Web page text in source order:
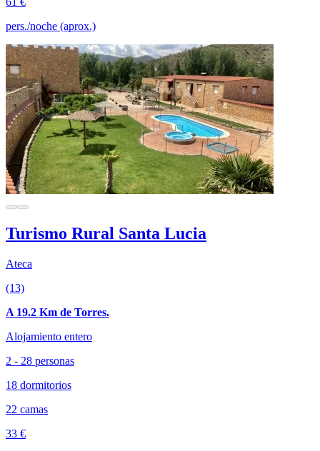
pers./noche (aprox.)
Turismo Rural Santa Lucia
Ateca
(13)
A 19.2 Km de Torres.
Alojamiento entero
2 - 28 personas
18 dormitorios
22 camas
33 €